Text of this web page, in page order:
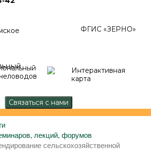
ФГИС «ЗЕРНО»
Интерактивная
карта
лекций, форумов
сельскохозяйственной